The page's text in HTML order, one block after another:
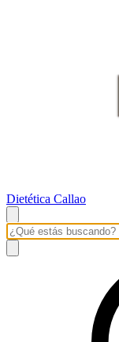
Dietética Callao